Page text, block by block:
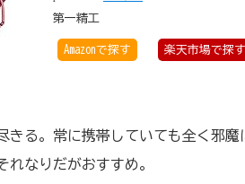
第一精工
Amazonで探す 楽天市場で探す
きる。常に携帯していても全く邪
れなりだがおすすめ。